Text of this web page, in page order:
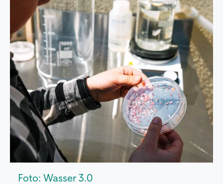
Foto: Wasser 3.0